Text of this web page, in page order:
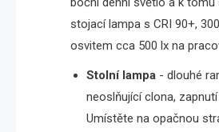
stojací lampa s CRI 90+,
osvitem cca 500 lx na
Stolní lampa - dlouhé
neoslňující clona,
Umístěte na opačnou